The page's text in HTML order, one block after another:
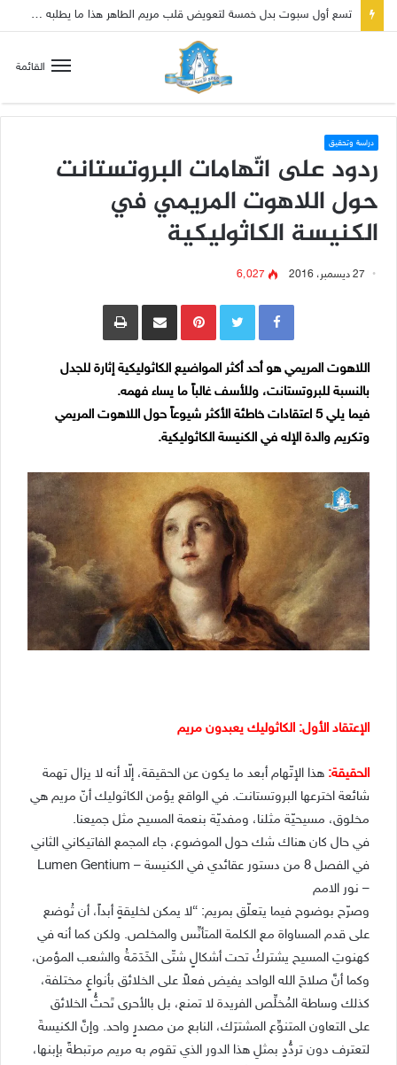
تسع أول سبوت بدل خمسة لتعويض قلب مريم الطاهر هذا ما يطلبه يسوع!
القائمة
دراسة وتحقيق
ردود على اتّهامات البروتستانت
حول اللاهوت المريمي في
الكنيسة الكاثوليكية
27 ديسمبر، 2016 6٬027
Pinterestمشاركة عبر البريد طباعة
اللاهوت المريمي هو أحد أكثر المواضيع الكاثوليكية إثارة للجدل
بالنسبة للبروتستانت، وللأسف غالباً ما يساء فهمه.
فيما يلي 5 اعتقادات خاطئة الأكثر شيوعاً حول اللاهوت المريمي
وتكريم والدة الإله في الكنيسة الكاثوليكية.
الإعتقاد الأول: الكاثوليك يعبدون مريم
الحقيقة: هذا الإتّهام أبعد ما يكون عن الحقيقة، إلّا أنه لا يزال تهمة
شائعة اخترعها البروتستانت. في الواقع يؤمن الكاثوليك أنّ مريم هي
مخلوق، مسيحيّة مثلنا، ومفديّة بنعمة المسيح مثل جميعنا.
في حال كان هناك شك حول الموضوع، جاء المجمع الفاتيكاني الثاني
في الفصل 8 من دستور عقائدي في الكنيسة – Lumen Gentium
– نور الامم
وصرّح بوضوح فيما يتعلّق بمريم: “لا يمكن لخليقةٍ أبداً، أن تُوضع
على قدم المساواة مع الكلمة المتأنِّس والمخلص. ولكن كما أنه في
كهنوتِ المسيح يشتركُ تحت أشكالٍ شتّى الخَدَمَةُ والشعب المؤمن،
وكما أنَّ صلاحَ الله الواحد يفيض فعلاً على الخلائق بأنواعٍ مختلفة،
كذلك وساطة المُخلِّص الفريدة لا تمنع، بل بالأحرى تَحثُّ الخلائق
على التعاون المتنوِّع المشترَك، النابع من مصدرٍ واحد. وإنَّ الكنيسةَ
لتعترف دون تردُّدٍ بمثلِ هذا الدور الذي تقوم به مريم مرتبطةً بإبنها،